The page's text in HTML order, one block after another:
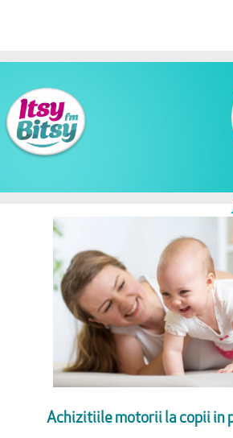
Achizitiile motorii la copii in